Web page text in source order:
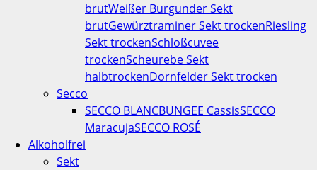
brutWeißer Burgunder Sekt
brutGewürztraminer Sekt trockenRiesling
Sekt trockenSchloßcuvee
trockenScheurebe Sekt
halbtrockenDornfelder Sekt trocken
Secco
SECCO BLANCBUNGEE CassisSECCO
MaracujaSECCO ROSÉ
Alkoholfrei
Sekt